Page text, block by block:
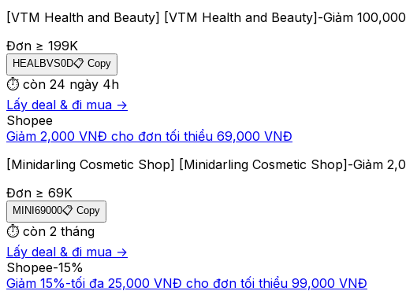
[VTM Health and Beauty] [VTM Health and Beauty]-Giảm
Đơn ≥ 199K
HEALBVS0D📋 Copy
⏱ còn 24 ngày 4h
Lấy deal & đi mua →
Shopee
Giảm 2,000 VNĐ cho đơn tối thiểu 69,000 VNĐ
[Minidarling Cosmetic Shop] [Minidarling Cosmetic Shop]-Giảm
Đơn ≥ 69K
MINI69000📋 Copy
⏱ còn 2 tháng
Lấy deal & đi mua →
Shopee-15%
Giảm 15%-tối đa 25,000 VNĐ cho đơn tối thiểu 99,000 VNĐ